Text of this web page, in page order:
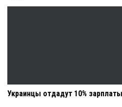
Украинцы отдадут 10%